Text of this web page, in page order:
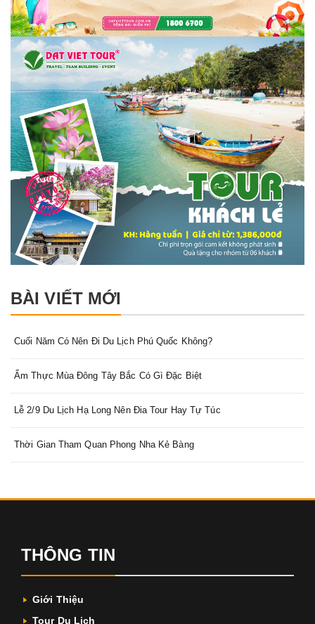
BÀI VIẾT MỚI
Cuối Năm Có Nên Đi Du Lịch Phú Quốc Không?
Ẩm Thực Mùa Đông Tây Bắc Có Gì Đặc Biệt
Lễ 2/9 Du Lịch Hạ Long Nên Đia Tour Hay Tự Túc
Thời Gian Tham Quan Phong Nha Kẻ Bàng
THÔNG TIN
Giới Thiệu
Tour Du Lịch